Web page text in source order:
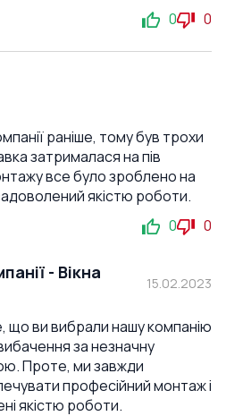
0 0
раніше, тому був трохи
затрималася на пів
все було зроблено на
якістю роботи.
0 0
- Вікна
15.02.2023
що ви вибрали нашу компанію
за незначну
Проте, ми завжди
професійний монтаж і
якістю роботи.